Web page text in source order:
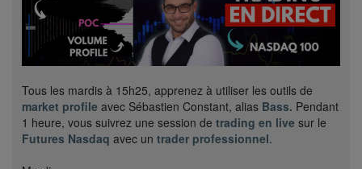
Tous les mardis à 15h25, apprenez à utiliser les outils de
market profile avec Sébastien Constant, alias Bass. Pendant
1 heure, vous suivrez une session de trading en live sur le
Futures Nasdaq avec un trader professionnel.